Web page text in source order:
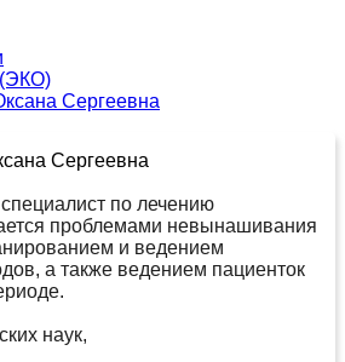
(ЭКО)
Сергеевна
по лечению
проблемами невынашивания
и ведением
а также ведением пациенток
наук,